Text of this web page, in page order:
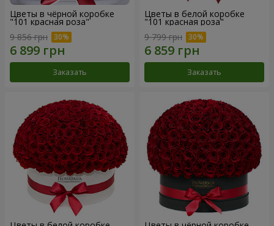
Цветы в чёрной коробке
"101 красная роза"
9 856 грн
Заказать
Цветы в белой коробке
"101 красная роза"
9 799 грн
Заказать